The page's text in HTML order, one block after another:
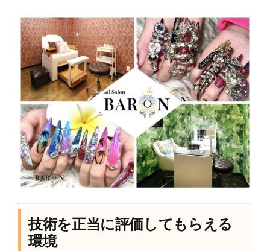
技術を正当に評価してもらえる
環境